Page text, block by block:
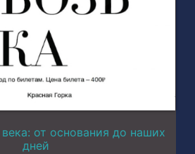
от основания до наших
дней